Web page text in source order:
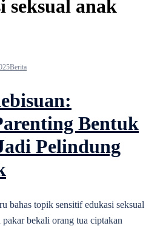
seksual anak
Berita
Bentuk
Pelindung
bahas topik sensitif edukasi seksual
bekali orang tua ciptakan